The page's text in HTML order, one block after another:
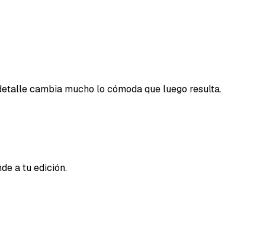
cambia mucho lo cómoda que luego resulta.
a tu edición.